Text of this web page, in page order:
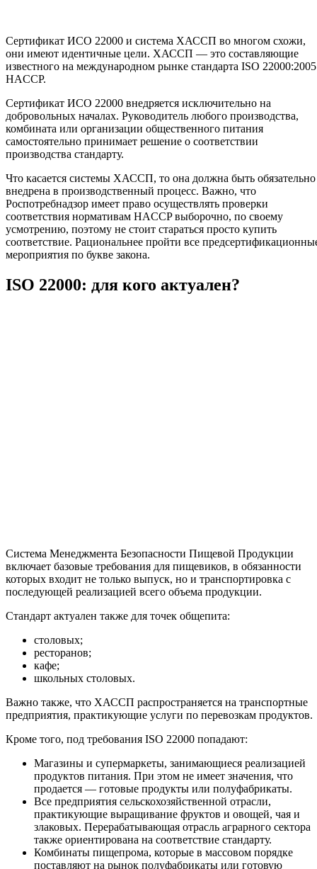
Сертификат ИСО 22000 и система ХАССП во многом схожи,
они имеют идентичные цели. ХАССП — это составляющие
известного на международном рынке стандарта ISO 22000:2005
HACCP.
Сертификат ИСО 22000 внедряется исключительно на
добровольных началах. Руководитель любого производства,
комбината или организации общественного питания
самостоятельно принимает решение о соответствии
производства стандарту.
Что касается системы ХАССП, то она должна быть обязательно
внедрена в производственный процесс. Важно, что
Роспотребнадзор имеет право осуществлять проверки
соответствия нормативам HACCP выборочно, по своему
усмотрению, поэтому не стоит стараться просто купить
соответствие. Рациональнее пройти все
мероприятия по букве закона.
ISO 22000: для кого актуален?
Система Менеджмента Безопасности Пищевой Продукции
включает базовые требования для пищевиков, в обязанности
которых входит не только выпуск, но и транспортировка с
последующей реализацией всего объема продукции.
Стандарт актуален также для точек общепита:
столовых;
ресторанов;
кафе;
школьных столовых.
Важно также, что ХАССП распространяется на транспортные
предприятия, практикующие услуги по перевозкам продуктов.
Кроме того, под требования ISO 22000 попадают:
Магазины и супермаркеты, занимающиеся реализацией
продуктов питания. При этом не имеет значения, что
продается — готовые продукты или полуфабрикаты.
Все предприятия сельскохозяйственной отрасли,
практикующие выращивание фруктов и овощей, чая и
злаковых. Перерабатывающая отрасль аграрного сектора
также ориентирована на соответствие стандарту.
Комбинаты пищепрома, которые в массовом порядке
поставляют на рынок полуфабрикаты или готовую